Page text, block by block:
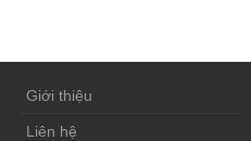
Giới thiệu
Liên hệ